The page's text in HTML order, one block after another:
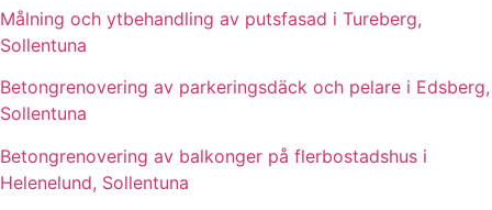
Målning och ytbehandling av putsfasad i Tureberg,
Sollentuna
Betongrenovering av parkeringsdäck och pelare i Edsberg,
Sollentuna
Betongrenovering av balkonger på flerbostadshus i
Helenelund, Sollentuna